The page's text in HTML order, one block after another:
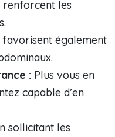
renforcent les
favorisent également
: Plus vous en
capable d’en
sollicitant les